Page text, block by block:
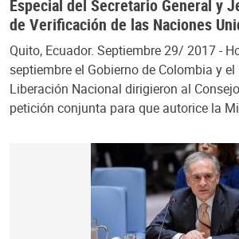
Especial del Secretario General y
de Verificación de las Naciones
Quito, Ecuador. Septiembre 29/ 2017 -
septiembre el Gobierno de Colombia y el
Liberación Nacional dirigieron al
petición conjunta para que autorice la